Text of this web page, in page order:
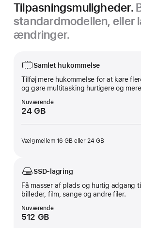
Tilpasningsmuligheder.
standardmodellen, eller
ændringer.
Samlet hukommelse
Tilføj mere hukommelse for at køre
og gøre multitasking hurtigere og
Nuværende
24 GB
Vælg mellem 16 GB eller 24 GB
SSD-lagring
Få masser af plads og hurtig adgang
billeder, film, sange og andre filer.
Nuværende
512 GB